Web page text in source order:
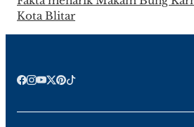
Kota Blitar